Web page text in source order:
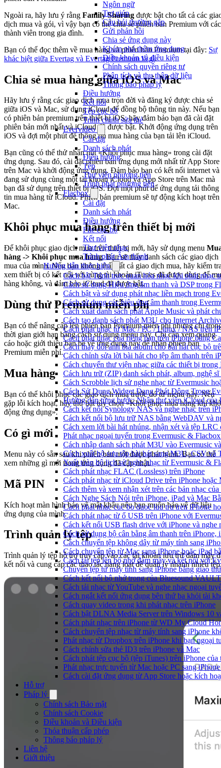
Ngôn ngữ
Trợ giúp
Câu hỏi thường gặp
Gửi phản hồi
Chia sẻ ứng dụng này
Khám phá thêm ứng dụng
Điều khoản và điều kiện
Chính sách quyền riêng tư
Phân tích và thu thập dữ liệu
Thông báo pháp lý
Điều hướng
Kết nối
Tệp cục bộ
Trình chỉnh sửa thẻ
Evervideo
Cài đặt
Danh sách phát
Điều hướng
Tệp
Thư viện phương tiện
Trình phát phương tiện
Flacbox
Cài đặt
Danh sách phát
Điều hướng
File cục bộ
Kết nối
Thư viện nhạc
Trình phát Âm thanh
Hướng dẫn thực hiện
Cách bật Trình trực quan hóa nhạc khi phát nhạc
Cách sử dụng Hiệu ứng âm thanh và DSP trong
Cách bật và sử dụng phát nhạc liền mạch trong
Cách sử dụng các hiệu ứng âm thanh trong
Cách xuất danh sách phát Apple Music và phát
Cách tạo danh sách phát M3U cho Internet
Cách phát nhạc từ Mac / PC / Linux / NAS trên
Cách phát nhạc của riêng bạn trên iPhone bằng
Cách thay đổi ảnh bìa album cho bài hát cục bộ
Cách chỉnh sửa lời bài hát cho tệp âm thanh trên
Cách chuyển thư viện nhạc giữa các thiết bị
Cách lưu trữ (ZIP) danh sách phát, album, nghệ
Cách Scrobble lịch sử nghe nhạc từ Evermusic
Cách Sử Dụng Widget Đang Phát Động Trong
Hướng dẫn từng bước: Nhập thư viện iCloud của
Cách kết nối Synology NAS và nghe nhạc trên
Cách kết nối bộ lưu trữ NAS bằng WebDAV và
Cách xem lời bài hát nhúng, nhận xét và tệp LRC
Phát nhạc ngoại tuyến trong Evermusic &
Cách nhập danh sách phát M3U vào Evermusic
Cách xuất bộ sưu tập bài hát sang M3U, CSV
Xuất toàn bộ lịch sử nghe nhạc từ Evermusic &
Cách phát nhạc FLAC (Lossless) trên iPhone
Cách phát nhạc từ iCloud Drive trên iPhone hoặc
Cách thêm và xem nhận xét trên các bản nhạc
Cách Nghe Sách Nói trên iPhone, iPad và Mac
Cach phat nhac cuc bo duoc luu tru tren iPhone
Cách phát nhạc từ ổ USB trên iPhone với
Cách kết nối USB flash drive với iPhone và nghe
Cách sử dụng bộ cân bằng âm thanh trên
Cách chuyển tệp không dây từ máy tính sang
Cách chuyển tệp từ Mac sang iPhone hoặc iPad
Cách tải tệp lên bộ nhớ đám mây và kết nối với
Chuyển tệp từ máy tính sang iPhone bằng giao
Cách kết nối bộ nhớ trong của Bluesound
Cách tải nhạc từ YouTube và nghe nhạc ngoại
Cách ngắt kết nối ứng dụng bên thứ ba khỏi tài
Cách quay video trong khi phát nhạc trên iPhone
Cách bật DLNA Media Server trên Windows 10
Cách phát nhạc trên iPhone từ WD My Cloud
Cách chuyển tệp nhạc từ máy tính sang iPhone
Phát nhạc từ Dropbox trên iPhone khi bạn ngoại
Cách chỉnh sửa thẻ ID3 trên iPhone và Mac
Cách phát tệp cục bộ (tệp iTunes) trên iPhone của
Phát nhạc trực tuyến từ Mac hoặc PC sang
Cách cài đặt ứng dụng từ App Store hoặc kích
Hỗ trợ
Pháp lý
Chính sách Bảo mật
Chính sách Cookie
Điều khoản và Điều kiện
Thỏa thuận cấp phép
Thông báo pháp lý
Liên hệ
Giới thiệu
Ngoài ra, hãy lưu ý rằng Family Sharing được bật cho tất cả các
dịch mua và gói, vì vậy bạn có thể chia sẻ phiên bản Premium với các
thành viên trong gia đình.
Bạn có thể đọc thêm về mua hàng và phiên bản Premium tại đây: Sự
khác biệt giữa Evertag và Evertag Premium là gì.
Chia sẻ mua hàng giữa iOS và Mac
Hãy lưu ý rằng các giao dịch mua trọn đời và đăng ký được chia sẻ
giữa iOS và Mac, sử dụng iCloud để đồng bộ thông tin này. Nếu bạn
có phiên bản premium trên thiết bị iOS, hãy đảm bảo bạn đã cài đặt
phiên bản mới nhất và iCloud đã được bật. Khởi động ứng dụng trên
iOS và đợi một phút để thông tin mua hàng của bạn tải lên iCloud.
Bạn cũng có thể thử nhấn nút «Khôi phục mua hàng» trong cài đặt
ứng dụng. Sau đó, cài đặt phiên bản ứng dụng mới nhất từ App Store
trên Mac và khởi động ứng dụng. Đảm bảo bạn có kết nối internet và
đang sử dụng cùng một tài khoản iCloud và App Store trên Mac mà
bạn đã sử dụng trên thiết bị iOS. Đợi một phút để ứng dụng tải thông
tin mua hàng từ iCloud. Phiên bản premium sẽ tự động kích hoạt trên
Mac.
Khôi phục mua hàng trên thiết bị mới
Để khôi phục giao dịch mua trên thiết bị mới, hãy sử dụng menu
hàng -> Khôi phục mua hàng. Bạn sẽ thấy danh sách các giao dịch
mua của mình. Nếu bạn không thấy tất cả giao dịch mua, hãy kiểm
xem thiết bị có kết nối với cùng tài khoản iTunes đã được dùng để
hàng không, và đảm bảo iCloud đã được bật.
Dùng thử Premium miễn phí
Bạn có thể nâng cấp lên phiên bản Premium miễn phí nhưng chỉ
thời gian giới hạn bằng cách sử dụng menu này. Chỉ cần xem quảng
cáo hoặc giới thiệu bạn bè về ứng dụng này để nhận phiên bản
Premium miễn phí.
Mua hàng
Bạn có thể khôi phục các giao dịch mua trước đó từ menu này. Nếu
gặp lỗi kích hoạt, hãy thử bật tùy chọn «Khôi phục mua hàng khi
động ứng dụng».
Có gì mới
Menu này có sẵn sau khi phiên bản mới được phát hành. Bạn có thể
xem những gì mới trong ứng dụng đã cập nhật.
Mã PIN
Kích hoạt màn hình bảo vệ mật khẩu nếu bạn muốn bảo vệ dữ liệu
ứng dụng của mình.
Trình quản lý tệp
Trình quản lý tệp hỗ trợ truy cập vào các tài khoản lưu trữ đám mây
kết nối và cung cấp các thao tác hàng loạt để quản lý nhanh nhiều